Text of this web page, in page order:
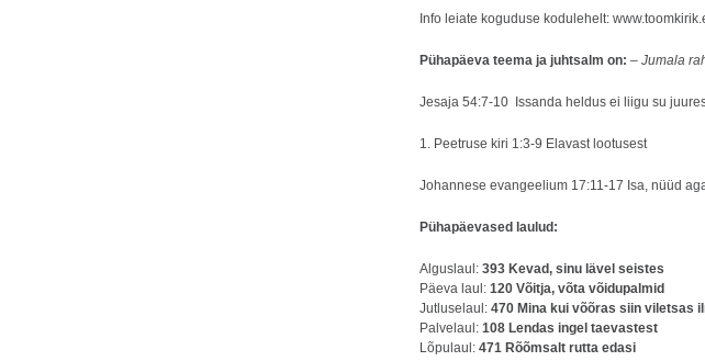
Info leiate koguduse kodulehelt:
Pühapäeva teema ja juhtsalm on: – Jumala
Jesaja 54:7-10 Issanda heldus ei liigu su
1. Peetruse kiri 1:3-9 Elavast lootusest
Johannese evangeelium 17:11-17 Isa, nüüd
Pühapäevased laulud:
Alguslaul: 393 Kevad, sinu lävel seistes
Päeva laul: 120 Võitja, võta võidupalmid
Jutluselaul: 470 Mina kui võõras siin viletsas
Palvelaul: 108 Lendas ingel taevastest
Lõpulaul: 471 Rõõmsalt rutta edasi